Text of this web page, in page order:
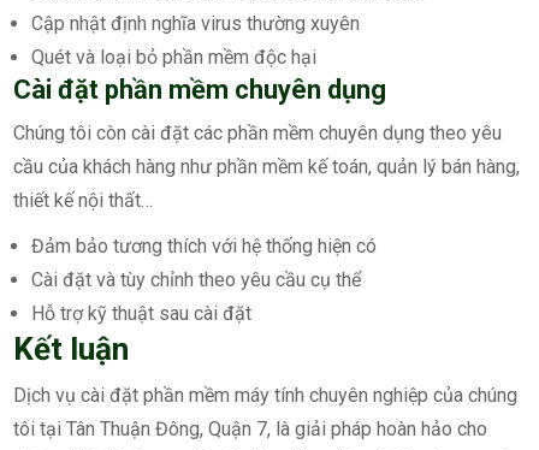
Cập nhật định nghĩa virus thường xuyên
Quét và loại bỏ phần mềm độc hại
Cài đặt phần mềm chuyên dụng
Chúng tôi còn cài đặt các phần mềm chuyên dụng theo yêu
cầu của khách hàng như phần mềm kế toán, quản lý bán hàng,
thiết kế nội thất…
Đảm bảo tương thích với hệ thống hiện có
Cài đặt và tùy chỉnh theo yêu cầu cụ thể
Hỗ trợ kỹ thuật sau cài đặt
Kết luận
Dịch vụ cài đặt phần mềm máy tính chuyên nghiệp của chúng
tôi tại Tân Thuận Đông, Quận 7, là giải pháp hoàn hảo cho